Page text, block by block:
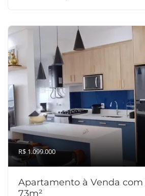
R$ 1.099.000
Apartamento à Venda com
73m²